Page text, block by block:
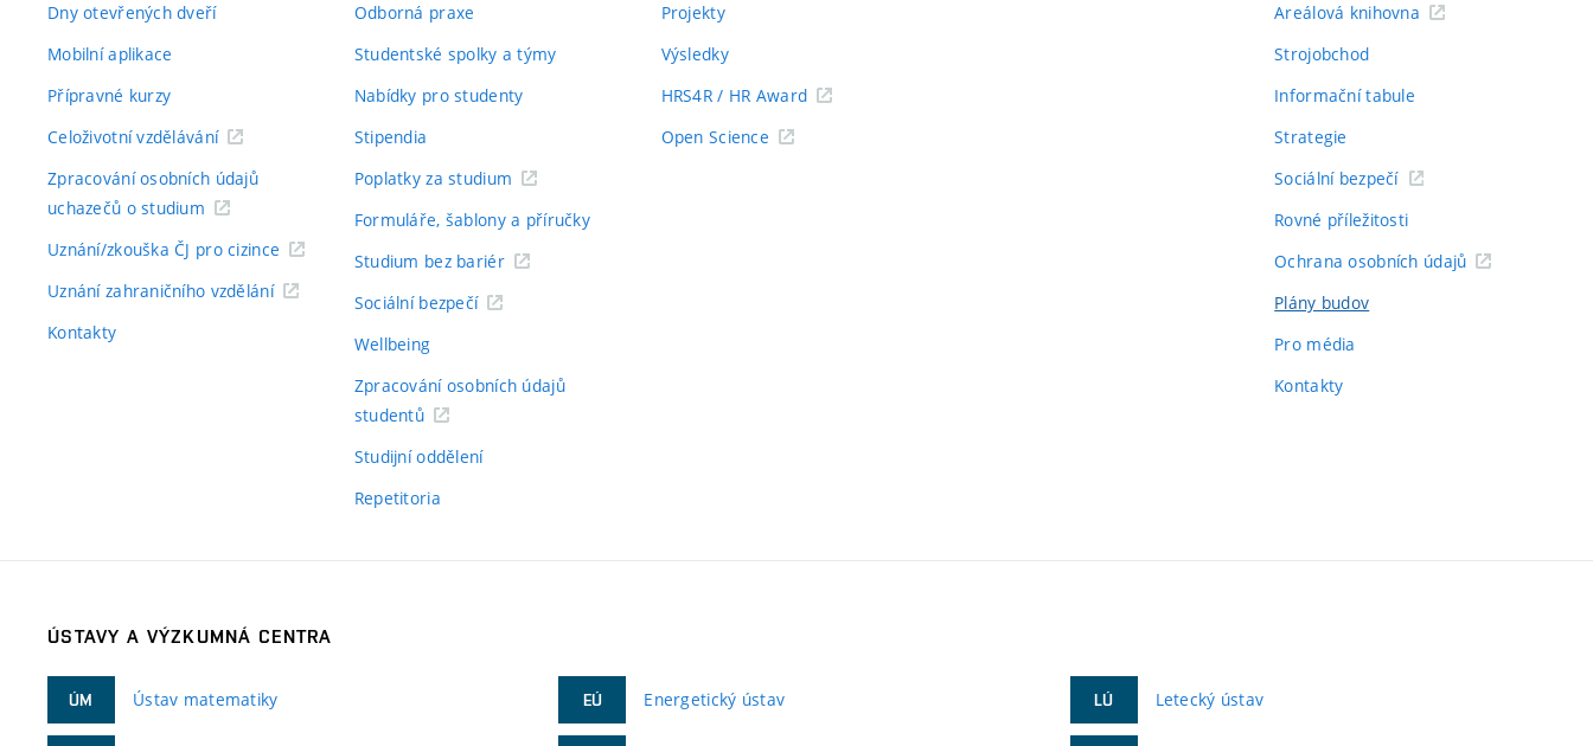
Dny otevřených dveří
Mobilní aplikace
Přípravné kurzy
Celoživotní vzdělávání
Zpracování osobních údajů
uchazečů o studium
Uznání/zkouška ČJ pro cizince
Uznání zahraničního vzdělání
Kontakty
Odborná praxe
Studentské spolky a týmy
Nabídky pro studenty
Stipendia
Poplatky za studium
Formuláře, šablony a příručky
Studium bez bariér
Sociální bezpečí
Wellbeing
Zpracování osobních údajů
studentů
Studijní oddělení
Repetitoria
Projekty
Výsledky
HRS4R / HR Award
Open Science
Areálová knihovna
Strojobchod
Informační tabule
Strategie
Sociální bezpečí
Rovné příležitosti
Ochrana osobních údajů
Plány budov
Pro média
Kontakty
ÚSTAVY A VÝZKUMNÁ CENTRA
ÚM Ústav matematiky EÚ Energetický ústav LÚ Letecký ústav